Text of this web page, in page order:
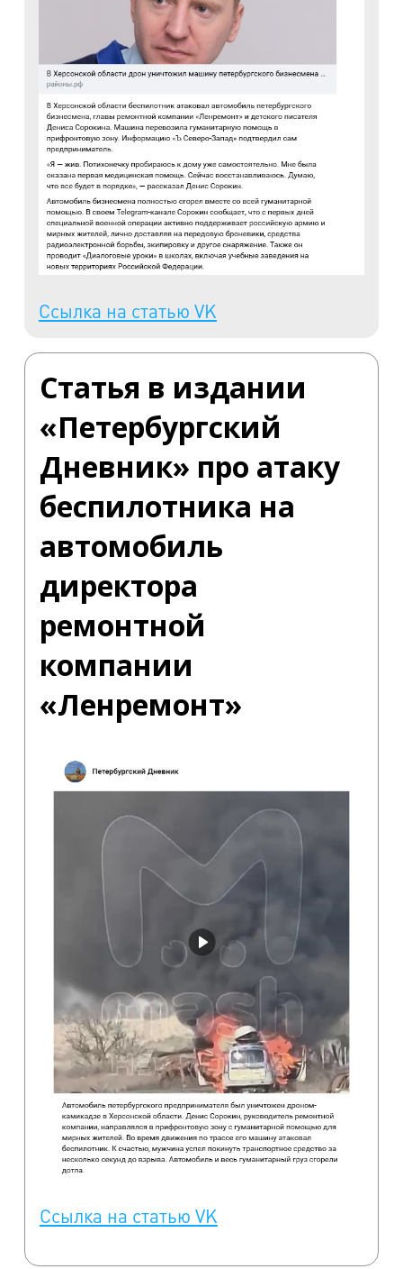
Ссылка на статью VK
Статья в издании
«Петербургский
Дневник» про атаку
беспилотника на
автомобиль
директора
ремонтной
компании
«Ленремонт»
Ссылка на статью VK